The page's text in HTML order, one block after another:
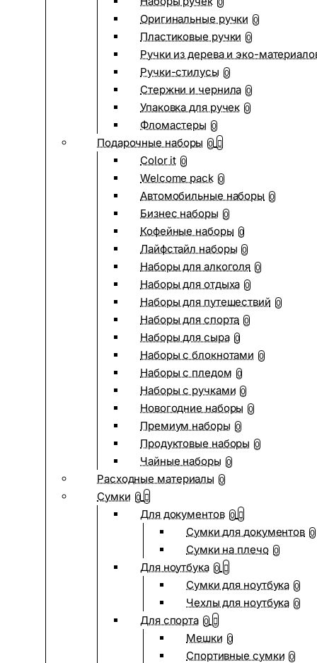
0
Оригинальные ручки 0
Пластиковые ручки 0
Ручки из дерева и эко-
Ручки-стилусы 0
Стержни и чернила 0
Упаковка для ручек 0
Фломастеры 0
Подарочные наборы 0
Color it 0
Welcome pack 0
Автомобильные наборы 0
Бизнес наборы 0
Кофейные наборы 0
Лайфстайл наборы 0
Наборы для алкоголя 0
Наборы для отдыха 0
Наборы для путешествий 0
Наборы для спорта 0
Наборы для сыра 0
Наборы с блокнотами 0
Наборы с пледом 0
Наборы с ручками 0
Новогодние наборы 0
Премиум наборы 0
Продуктовые наборы 0
Чайные наборы 0
Расходные материалы 0
Сумки 0
Для документов 0
Сумки для документов 0
Сумки на плечо 0
Для ноутбука 0
Сумки для ноутбука 0
Чехлы для ноутбука 0
Для спорта 0
Мешки 0
Спортивные сумки 0